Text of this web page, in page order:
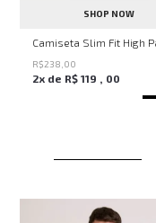
SHOP NOW
R$238 00
2x de R$ 119 , 00